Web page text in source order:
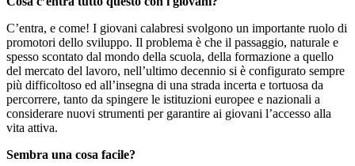
C’entra, e come! I giovani calabresi svolgono un importante ruolo di
promotori dello sviluppo. Il problema è che il passaggio, naturale e
spesso scontato dal mondo della scuola, della formazione a quello
del mercato del lavoro, nell’ultimo decennio si è configurato sempre
più difficoltoso ed all’insegna di una strada incerta e tortuosa da
percorrere, tanto da spingere le istituzioni europee e nazionali a
considerare nuovi strumenti per garantire ai giovani l’accesso alla
vita attiva.
Sembra una cosa facile?